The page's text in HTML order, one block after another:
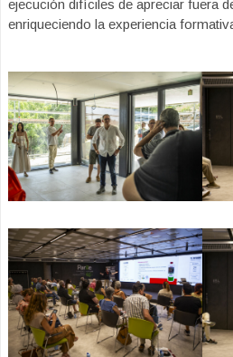
ejecución difíciles de apreciar fuera
enriqueciendo la experiencia